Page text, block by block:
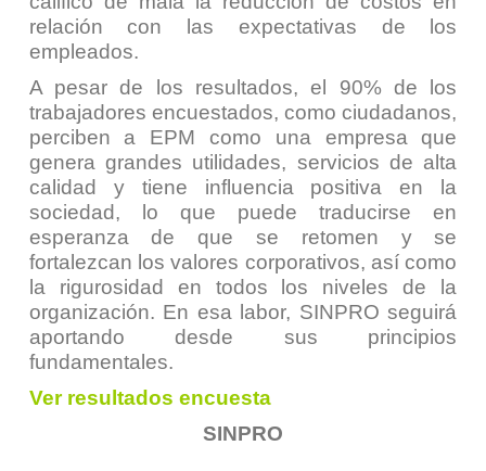
relación con las expectativas de los
empleados.
A pesar de los resultados, el 90% de los
trabajadores encuestados, como ciudadanos,
perciben a EPM como una empresa que
genera grandes utilidades, servicios de alta
calidad y tiene influencia positiva en la
sociedad, lo que puede traducirse en
esperanza de que se retomen y se
fortalezcan los valores corporativos, así como
la rigurosidad en todos los niveles de la
organización. En esa labor, SINPRO seguirá
aportando desde sus principios
fundamentales.
Ver resultados encuesta
SINPRO